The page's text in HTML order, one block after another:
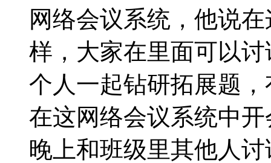
网络会议系统，他说
样，大家在里面可以
个人一起钻研拓展题
在这网络会议系统中
晚上和班级里其他人